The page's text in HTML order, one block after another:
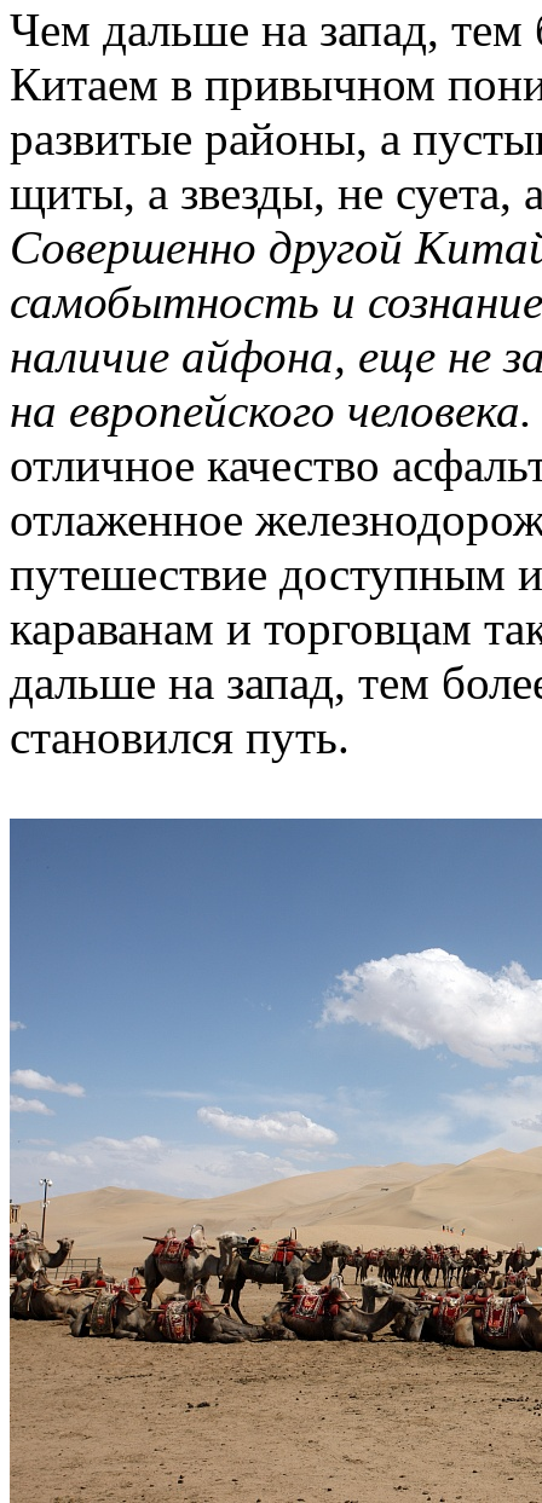
Чем дальше на запад, тем
Китаем в привычном
развитые районы, а
щиты, а звезды, не
Совершенно другой
самобытность и
наличие айфона, еще не
на европейского человека.
отличное качество
отлаженное
путешествие доступным
караванам и торговцам
дальше на запад, тем
становился путь.